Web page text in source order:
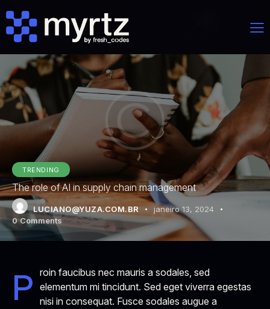
TRENDING
The role of AI in supply chain management
LUCIANO@YUZA.COM.BR
janeiro 13, 2024
0 Comments
Proin faucibus nec mauris a sodales, sed elementum mi tincidunt. Sed eget viverra egestas
nisi in consequat. Fusce sodales augue a